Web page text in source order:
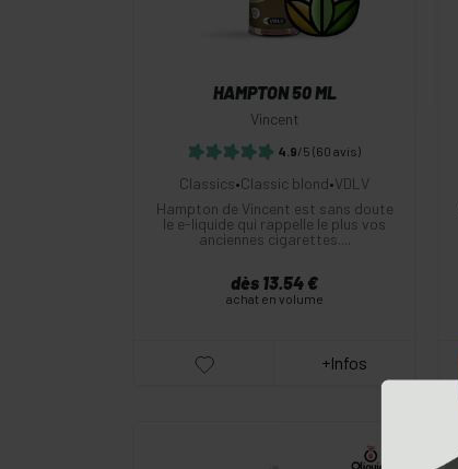
HAMPTON 50 ML
Vincent
4.9/5 (60 avis)
Classics•Classic blond•VDLV
Hampton de Vincent est sans doute
le e-liquide qui rappelle le plus vos
anciennes cigarettes....
dès 13.54 €
achat en volume
+Infos